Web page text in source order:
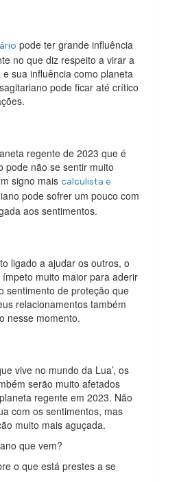
pode ter grande influência
no que diz respeito a virar a
sua influência como planeta
pode ficar até crítico
regente de 2023 que é
pode não se sentir muito
signo maiscalculista e
pode sofrer um pouco com
aos sentimentos.
ligado a ajudar os outros, o
muito maior para aderir
sentimento de proteção que
relacionamentos também
nesse momento.
vive no mundo da Lua’, os
serão muito afetados
regente em 2023. Não
com os sentimentos, mas
muito mais aguçada.
que vem?
o que está prestes a se